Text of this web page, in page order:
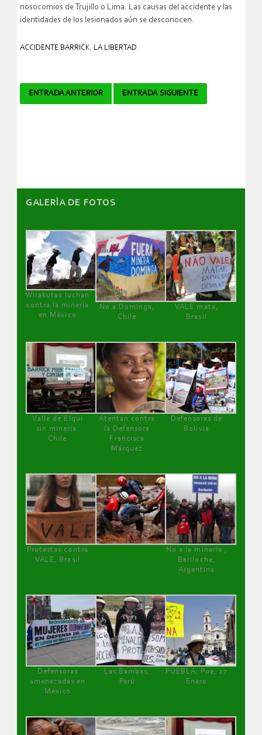
nosocomios de Trujillo o Lima. Las causas del accidente y las
identidades de los lesionados aún se desconocen.
ACCIDENTE BARRICK, LA LIBERTAD
Navegador
ENTRADA ANTERIOR ENTRADA SIGUIENTE
GALERÌA DE FOTOS
Wirakutas luchan
contra la minería
en México
No a Dominga,
Chile
VALE mata,
Brasil
Valle de Elqui
sin minería.
Chile
Atentan contra
la Defensora
Francisca
Márquez
Defensoras de
Bolivia
Protestas contra
VALE, Brasil
No a la minería ,
Bariloche,
Argentina
Defensoras
amenazadas en
México
Las Bambas,
Perú
PUEBLA, Pue, 27
Enero